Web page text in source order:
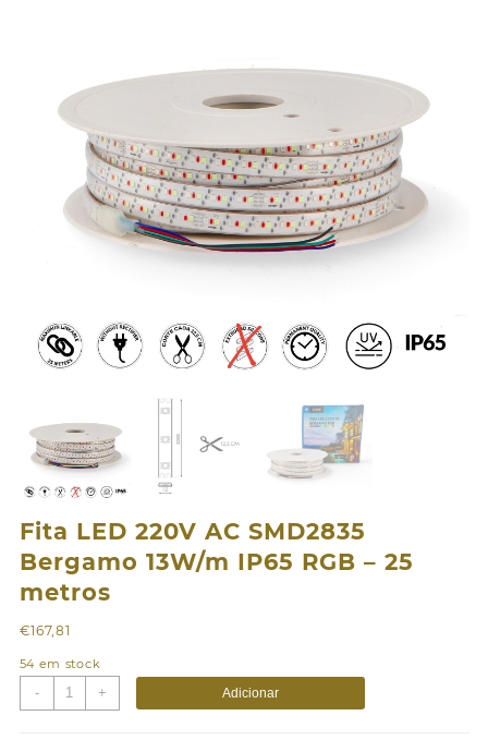
Fita LED 220V AC SMD2835
Bergamo 13W/m IP65 RGB – 25
metros
€167,81
54 em stock
-
Quantidade
de
+ Adicionar